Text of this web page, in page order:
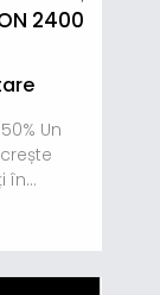
2400
50% Un
în...